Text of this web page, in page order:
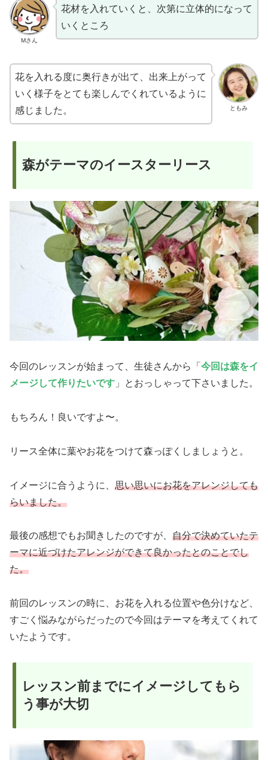
Mさん
花材を入れていくと、次第に立体的になって
いくところ
ともみ
花を入れる度に奥行きが出て、出来上がって
いく様子をとても楽しんでくれているように
感じました。
森がテーマのイースターリース
今回のレッスンが始まって、生徒さんから「 今回は森をイ
メージして作りたいです 」とおっしゃって下さいました。
もちろん！良いですよ〜。
リース全体に葉やお花をつけて森っぽくしましょうと。
イメージに合うように、 思い思いにお花をアレンジしても
らいました。
最後の感想でもお聞きしたのですが、 自分で決めていたテ
ーマに近づけたアレンジができて良かったとのことでし
た。
前回のレッスンの時に、お花を入れる位置や色分けなど、
すごく悩みながらだったので今回はテーマを考えてくれて
いたようです。
レッスン前までにイメージしてもら
う事が大切